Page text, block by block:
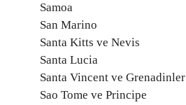
Samoa
San Marino
Santa Kitts ve Nevis
Santa Lucia
Santa Vincent ve Grenadinler
Sao Tome ve Principe